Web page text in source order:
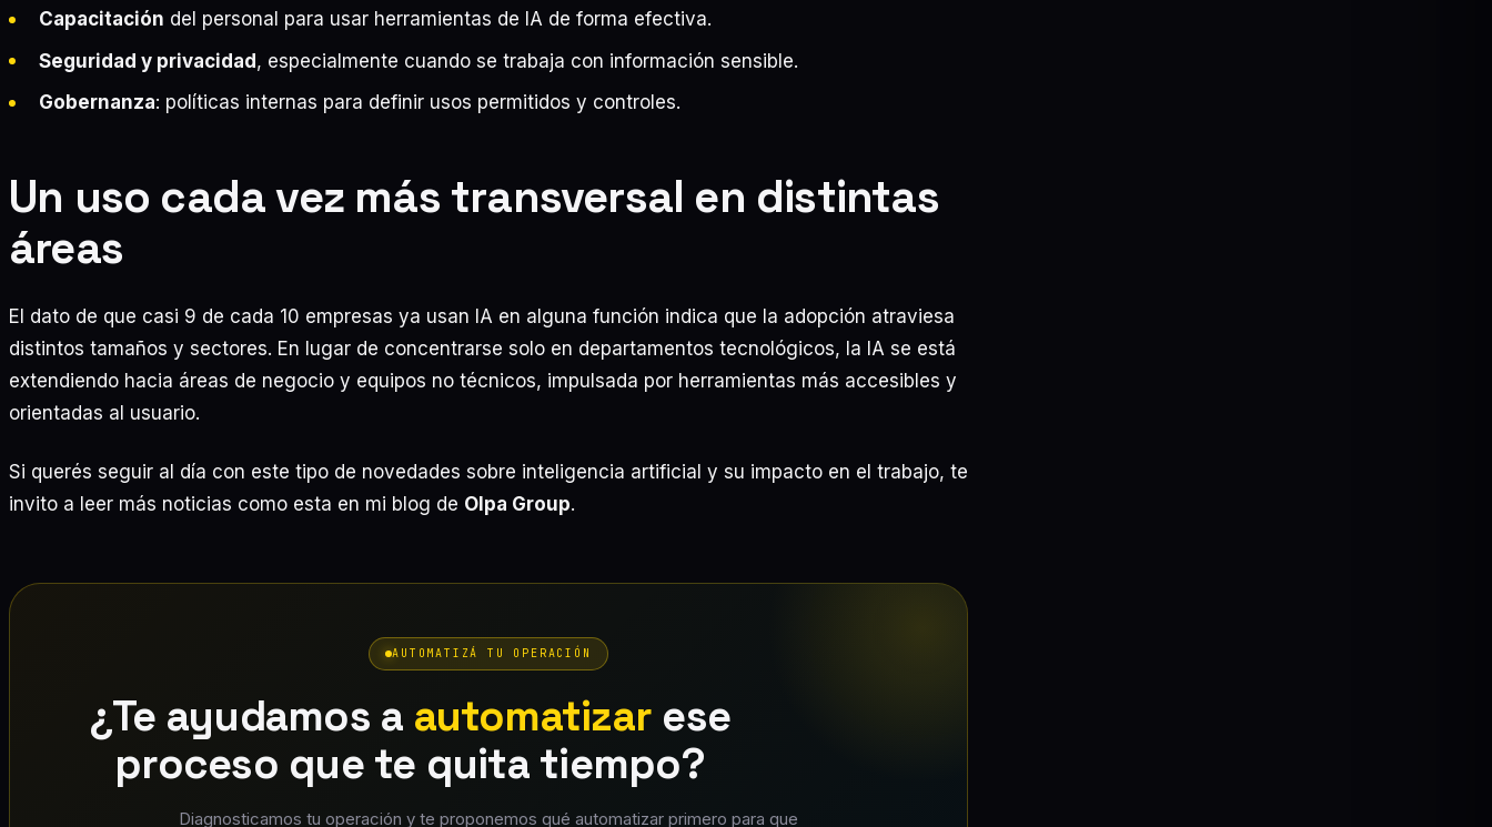
Capacitación del personal para usar herramientas de IA de forma efectiva.
Seguridad y privacidad, especialmente cuando se trabaja con información sensible.
Gobernanza: políticas internas para definir usos permitidos y controles.
Un uso cada vez más transversal en distintas
áreas
El dato de que casi 9 de cada 10 empresas ya usan IA en alguna función indica que la adopción atraviesa
distintos tamaños y sectores. En lugar de concentrarse solo en departamentos tecnológicos, la IA se está
extendiendo hacia áreas de negocio y equipos no técnicos, impulsada por herramientas más accesibles y
orientadas al usuario.
Si querés seguir al día con este tipo de novedades sobre inteligencia artificial y su impacto en el trabajo, te
invito a leer más noticias como esta en mi blog de Olpa Group.
AUTOMATIZÁ TU OPERACIÓN
¿Te ayudamos a automatizar ese
proceso que te quita tiempo?
Diagnosticamos tu operación y te proponemos qué automatizar primero para que